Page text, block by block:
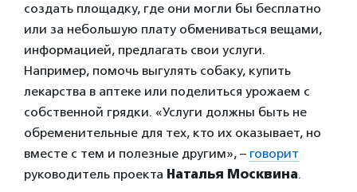
создать площадку, где они могли бы бесплатно
или за небольшую плату обмениваться вещами,
информацией, предлагать свои услуги.
Например, помочь выгулять собаку, купить
лекарства в аптеке или поделиться урожаем с
собственной грядки. «Услуги должны быть не
обременительные для тех, кто их оказывает, но
вместе с тем и полезные другим», – говорит
руководитель проекта Наталья Москвина.